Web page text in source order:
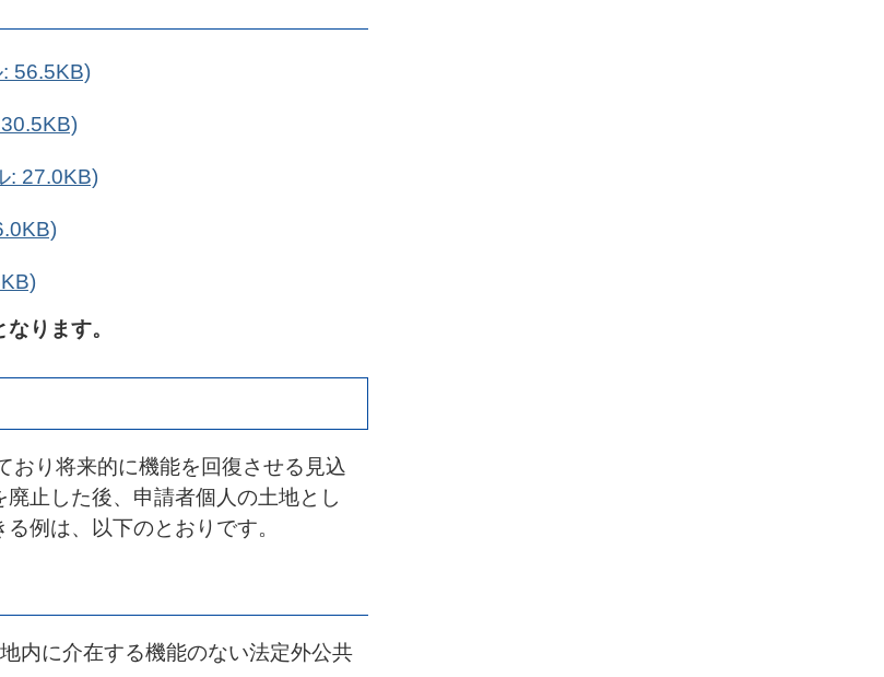
56.5KB)
: 27.0KB)
ります。
おり将来的に機能を回復させる見込
止した後、申請者個人の土地とし
例は、以下のとおりです。
内に介在する機能のない法定外公共